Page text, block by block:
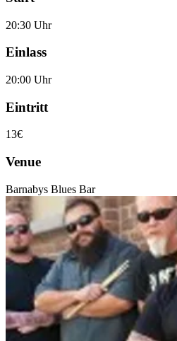
20:30 Uhr
Einlass
20:00 Uhr
Eintritt
13€
Venue
Barnabys Blues Bar